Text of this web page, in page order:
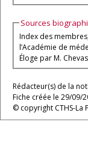
Sources
Index des
l’Académie de
Éloge par M.
Rédacteur(s) de la
Fiche créée le 29/09/
© copyright CTHS-La